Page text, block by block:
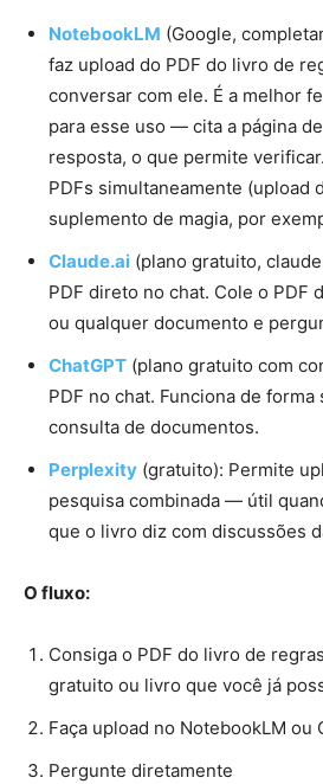
NotebookLM (Google,
faz upload do PDF do livro de
conversar com ele. É a melhor
para esse uso — cita a página
resposta, o que permite
PDFs simultaneamente (upload
suplemento de magia, por
Claude.ai (plano gratuito,
PDF direto no chat. Cole o PDF
ou qualquer documento e
ChatGPT (plano gratuito com
PDF no chat. Funciona de
consulta de documentos.
Perplexity (gratuito): Permite
pesquisa combinada — útil
que o livro diz com discussões
O fluxo:
Consiga o PDF do livro de
gratuito ou livro que você já
Faça upload no NotebookLM ou
Pergunte diretamente